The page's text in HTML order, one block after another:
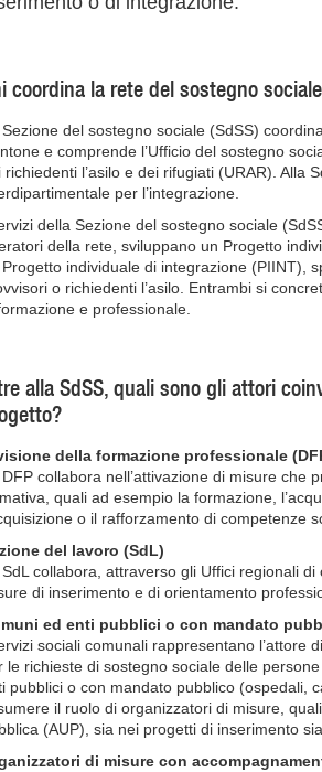
coordina la rete del sostegno
Sezione del sostegno sociale (SdSS)
e comprende l’Ufficio del sostegno
richiedenti l’asilo e dei rifugiati (URAR). Alla
per l’integrazione.
della Sezione del sostegno sociale
della rete, sviluppano un Progetto
Progetto individuale di integrazione (PIINT),
o richiedenti l’asilo. Entrambi si
e professionale.
alla SdSS, quali sono gli attori
della formazione professionale
collabora nell’attivazione di misure che
quali ad esempio la formazione,
o il rafforzamento di competenze
del lavoro (SdL)
collabora, attraverso gli Uffici regionali
di inserimento e di orientamento
ed enti pubblici o con mandato
sociali comunali rappresentano l’attore
le richieste di sostegno sociale delle
pubblici o con mandato pubblico (ospedali,
il ruolo di organizzatori di misure,
(AUP), sia nei progetti di inserimento
di misure con